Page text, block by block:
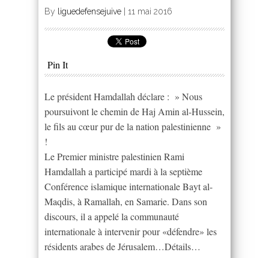
By liguedefensejuive 11 mai 2016
Pin It
Le président Hamdallah déclare : » Nous
poursuivont le chemin de Haj Amin al-Hussein,
le fils au cœur pur de la nation palestinienne »
!
Le Premier ministre palestinien Rami
Hamdallah a participé mardi à la septième
Conférence islamique internationale Bayt al-
Maqdis, à Ramallah, en Samarie. Dans son
discours, il a appelé la communauté
internationale à intervenir pour «défendre» les
résidents arabes de Jérusalem…Détails…